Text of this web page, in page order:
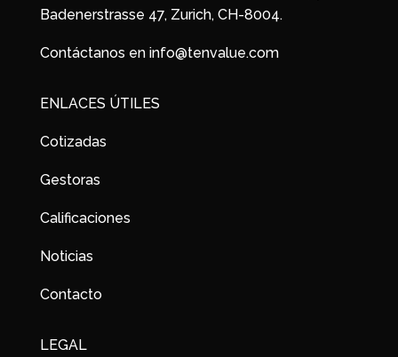
Badenerstrasse 47, Zurich, CH-8004.
Contáctanos en info@tenvalue.com
ENLACES ÚTILES
Cotizadas
Gestoras
Calificaciones
Noticias
Contacto
LEGAL